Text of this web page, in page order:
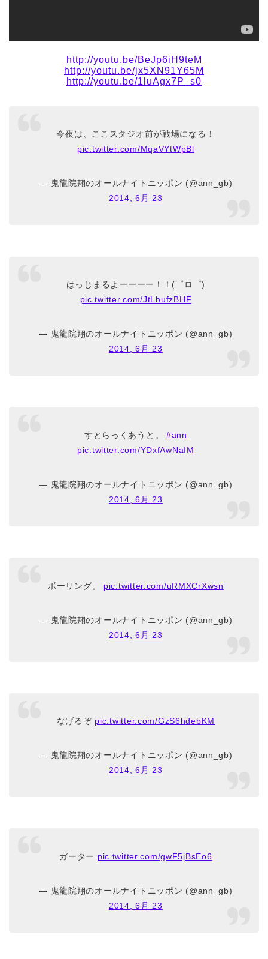
http://youtu.be/BeJp6iH9teM
http://youtu.be/jx5XN91Y65M
http://youtu.be/1luAgx7P_s0
今夜は、ここスタジオ前が戦場になる！
pic.twitter.com/MqaVYtWpBl
— 鬼龍院翔のオールナイトニッポン (@ann_gb)
2014, 6月 23
はっじまるよーーーー！！(゜ロ゜)
pic.twitter.com/JtLhufzBHF
— 鬼龍院翔のオールナイトニッポン (@ann_gb)
2014, 6月 23
すとらっくあうと。#ann
pic.twitter.com/YDxfAwNaIM
— 鬼龍院翔のオールナイトニッポン (@ann_gb)
2014, 6月 23
ボーリング。 pic.twitter.com/uRMXCrXwsn
— 鬼龍院翔のオールナイトニッポン (@ann_gb)
2014, 6月 23
なげるぞ pic.twitter.com/GzS6hdebKM
— 鬼龍院翔のオールナイトニッポン (@ann_gb)
2014, 6月 23
ガーター pic.twitter.com/gwF5jBsEo6
— 鬼龍院翔のオールナイトニッポン (@ann_gb)
2014, 6月 23